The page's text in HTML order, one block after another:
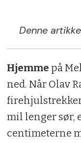
Denne
Hjemme på
ned. Når Olav
mil lenger sør,
centimeterne